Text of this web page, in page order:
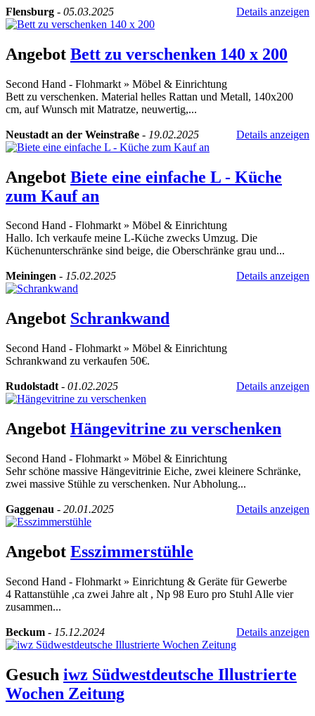
Flensburg - 05.03.2025 Details anzeigen
Angebot Bett zu verschenken 140 x 200
Second Hand - Flohmarkt » Möbel & Einrichtung
Bett zu verschenken. Material helles Rattan und Metall, 140x200
cm, auf Wunsch mit Matratze, neuwertig,...
Neustadt an der Weinstraße - 19.02.2025 Details anzeigen
Angebot Biete eine einfache L - Küche
zum Kauf an
Second Hand - Flohmarkt » Möbel & Einrichtung
Hallo. Ich verkaufe meine L-Küche zwecks Umzug. Die
Küchenunterschränke sind beige, die Oberschränke grau und...
Meiningen - 15.02.2025 Details anzeigen
Angebot Schrankwand
Second Hand - Flohmarkt » Möbel & Einrichtung
Schrankwand zu verkaufen 50€.
Rudolstadt - 01.02.2025 Details anzeigen
Angebot Hängevitrine zu verschenken
Second Hand - Flohmarkt » Möbel & Einrichtung
Sehr schöne massive Hängevitrinie Eiche, zwei kleinere Schränke,
zwei massive Stühle zu verschenken. Nur Abholung...
Gaggenau - 20.01.2025 Details anzeigen
Angebot Esszimmerstühle
Second Hand - Flohmarkt » Einrichtung & Geräte für Gewerbe
4 Rattanstühle ,ca zwei Jahre alt , Np 98 Euro pro Stuhl Alle vier
zusammen...
Beckum - 15.12.2024 Details anzeigen
Gesuch iwz Südwestdeutsche Illustrierte
Wochen Zeitung